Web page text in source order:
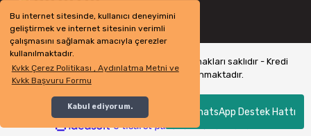
Bu internet sitesinde, kullanıcı deneyimini
geliştirmek ve internet sitesinin verimli
çalışmasını sağlamak amacıyla çerezler
kullanılmaktadır.
Kvkk Çerez Politikası , Aydınlatma Metni ve
Kvkk Başvuru Formu
Kabul ediyorum. WhatsApp Destek Hattı
Copyright 2022 © - otolastikavm.com - Tüm hakları saklıdır - Kredi
kartı bilgileriniz 256bit SSL Sertifikası ile Korunmaktadır.
ideasoft
e-